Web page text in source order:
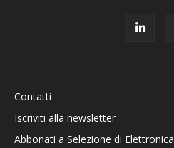
Contatti
Iscriviti alla newsletter
Abbonati a Selezione di Elettronica